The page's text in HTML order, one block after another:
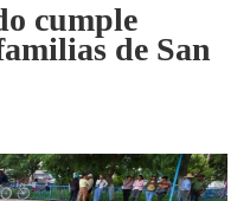
cumple
de San